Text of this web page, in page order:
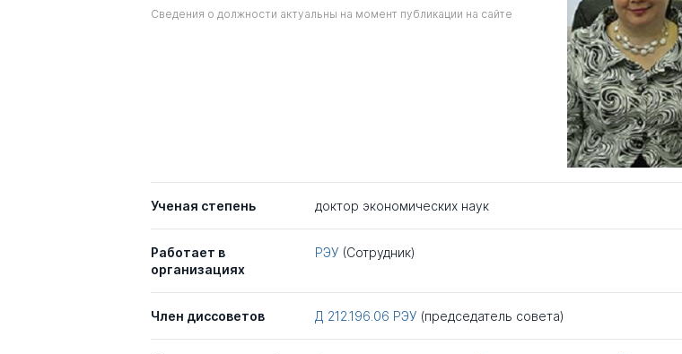
Сведения о должности актуальны на момент публикации на сайте
Ученая степень доктор экономических наук
Работает в
организациях
РЭУ (Сотрудник)
Член диссоветов Д 212.196.06 РЭУ (председатель совета)